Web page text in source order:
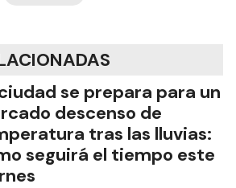
se prepara para un
descenso de
tras las lluvias:
seguirá el tiempo este